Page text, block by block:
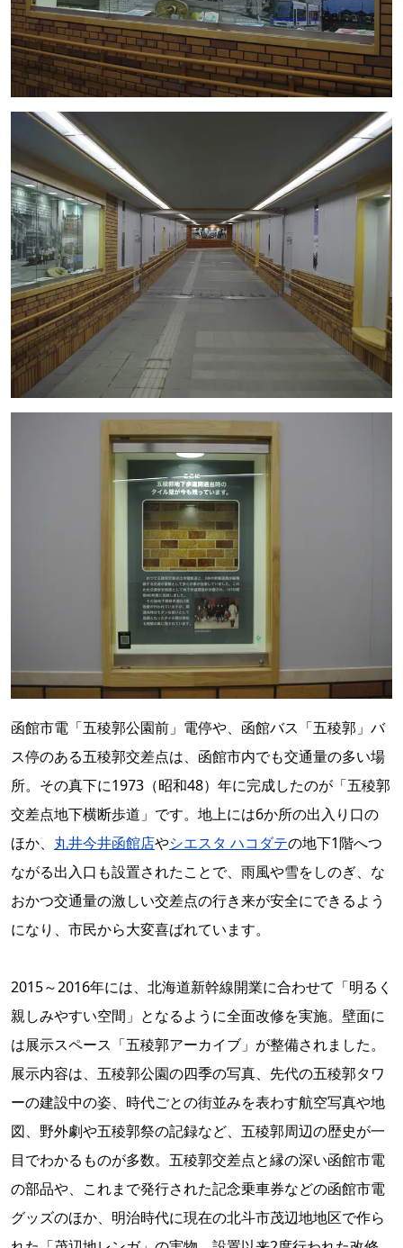
函館市電「五稜郭公園前」電停や、函館バス「五稜郭」バ
ス停のある五稜郭交差点は、函館市内でも交通量の多い場
所。その真下に1973（昭和48）年に完成したのが「五稜郭
交差点地下横断歩道」です。地上には6か所の出入り口の
ほか、 丸井今井函館店やシエスタ ハコダテの地下1階へつ
ながる出入口も設置されたことで、雨風や雪をしのぎ、な
おかつ交通量の激しい交差点の行き来が安全にできるよう
になり、市民から大変喜ばれています。
2015～2016年には、北海道新幹線開業に合わせて「明るく
親しみやすい空間」となるように全面改修を実施。壁面に
は展示スペース「五稜郭アーカイブ」が整備されました。
展示内容は、五稜郭公園の四季の写真、先代の五稜郭タワ
ーの建設中の姿、時代ごとの街並みを表わす航空写真や地
図、野外劇や五稜郭祭の記録など、五稜郭周辺の歴史が一
目でわかるものが多数。五稜郭交差点と縁の深い函館市電
の部品や、これまで発行された記念乗車券などの函館市電
グッズのほか、明治時代に現在の北斗市茂辺地地区で作ら